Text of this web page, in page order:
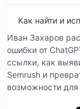
Как найти и
Иван Захаров
ошибки от
ссылки, как
Semrush и
возможности для